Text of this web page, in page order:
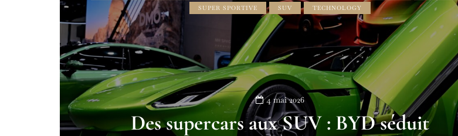
SUPER SPORTIVE
SUV TECHNOLOGY
4 mai 2026
Des supercars aux SUV : BYD séduit